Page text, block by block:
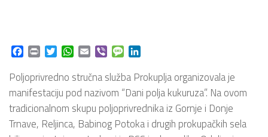
Facebook
Print TwitterWhatsApp
Email Viber Message
Poljoprivredno stručna služba Prokuplja organizovala je
manifestaciju pod nazivom “Dani polja kukuruza”. Na ovom
tradicionalnom skupu poljoprivrednika iz Gornje i Donje
Trnave, Reljinca, Babinog Potoka i drugih prokupačkih sela